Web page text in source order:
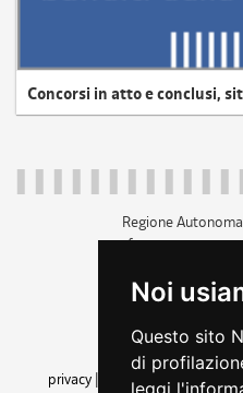
Noi
Questo sito
di
leggi
Concorsi in atto e conclusi,
Regione
c.f.
+39
privacy
cookie |note legali